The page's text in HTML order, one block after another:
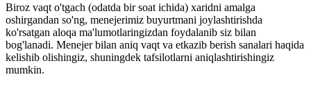
Biroz vaqt o'tgach (odatda bir soat ichida) xaridni amalga
oshirgandan so'ng, menejerimiz buyurtmani joylashtirishda
ko'rsatgan aloqa ma'lumotlaringizdan foydalanib siz bilan
bog'lanadi. Menejer bilan aniq vaqt va etkazib berish sanalari haqida
kelishib olishingiz, shuningdek tafsilotlarni aniqlashtirishingiz
mumkin.